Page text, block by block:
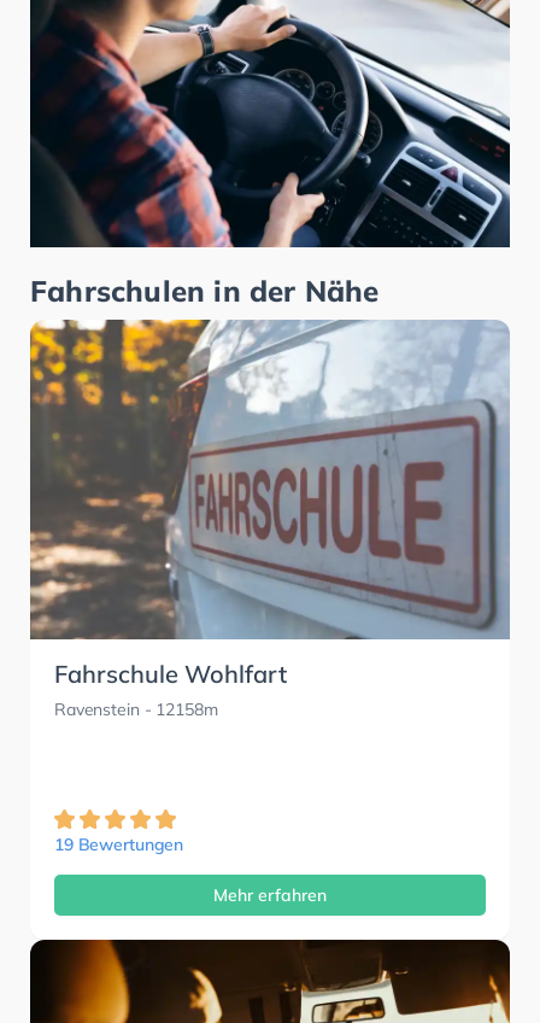
Fahrschulen in der Nähe
Fahrschule Wohlfart
Ravenstein - 12158m
19 Bewertungen
Mehr erfahren